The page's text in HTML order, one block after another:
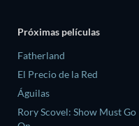
Próximas películas
Fatherland
El Precio de la Red
Águilas
Rory Scovel: Show Must Go